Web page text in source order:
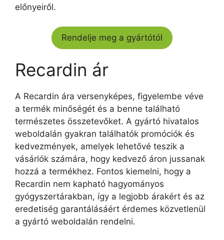
előnyeiről.
Rendelje meg a gyártótól
Recardin ár
A Recardin ára versenyképes, figyelembe véve
a termék minőségét és a benne található
természetes összetevőket. A gyártó hivatalos
weboldalán gyakran találhatók promóciók és
kedvezmények, amelyek lehetővé teszik a
vásárlók számára, hogy kedvező áron jussanak
hozzá a termékhez. Fontos kiemelni, hogy a
Recardin nem kapható hagyományos
gyógyszertárakban, így a legjobb árakért és az
eredetiség garantálásáért érdemes közvetlenül
a gyártó weboldalán rendelni.